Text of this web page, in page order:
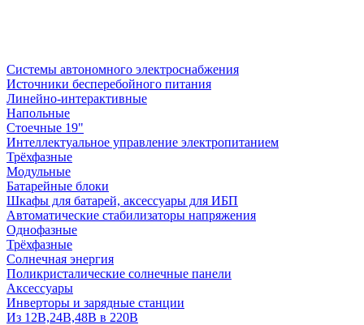
Системы автономного электроснабжения
Источники бесперебойного питания
Линейно-интерактивные
Напольные
Стоечные 19"
Интеллектуальное управление электропитанием
Трёхфазные
Модульные
Батарейные блоки
Шкафы для батарей, аксессуары для ИБП
Автоматические стабилизаторы напряжения
Однофазные
Трёхфазные
Солнечная энергия
Поликристалические солнечные панели
Аксессуары
Инверторы и зарядные станции
Из 12В,24В,48В в 220В